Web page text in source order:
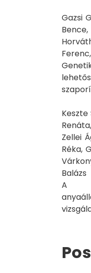
Gazsi
Keszte
Zellei
Réka,
Balázs
A